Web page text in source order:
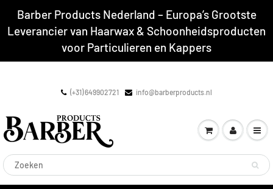
Barber Products Nederland – Europa’s Grootste
Leverancier van Haarwax & Schoonheidsproducten
voor Particulieren en Kappers
(+31) 649902721 info@barberproducts.nl